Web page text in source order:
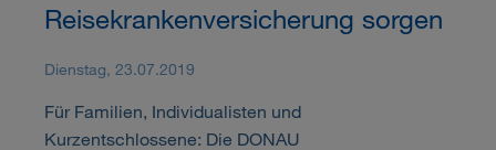
Reisekrankenversicherung sorgen
Dienstag, 23.07.2019
Für Familien, Individualisten und
Kurzentschlossene: Die DONAU